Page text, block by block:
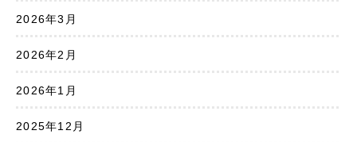
2026年3月
2026年2月
2026年1月
2025年12月